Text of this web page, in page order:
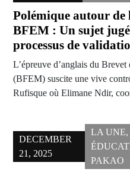
Polémique autour de
BFEM : Un sujet
processus de
L’épreuve d’anglais du
(BFEM) suscite une vive
Rufisque où Elimane Ndir,
DECEMBER
21, 2025
LA UNE,
PAKAO